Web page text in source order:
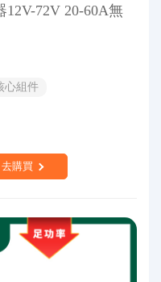
72V 20-60A無
心組件
去購買